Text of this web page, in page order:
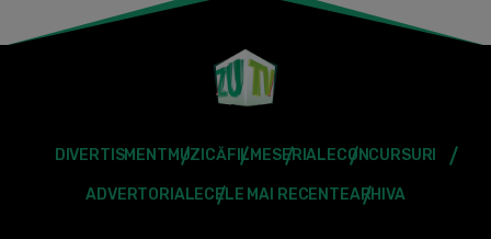
DIVERTISMENT MUZICĂFILMESERIALECONCURSURI
ADVERTORIALECELE MAI RECENTEARHIVA